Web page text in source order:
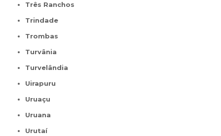
Três Ranchos
Trindade
Trombas
Turvânia
Turvelândia
Uirapuru
Uruaçu
Uruana
Urutaí